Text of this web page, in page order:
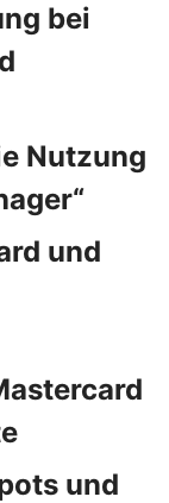
bei
Nutzung
und
und